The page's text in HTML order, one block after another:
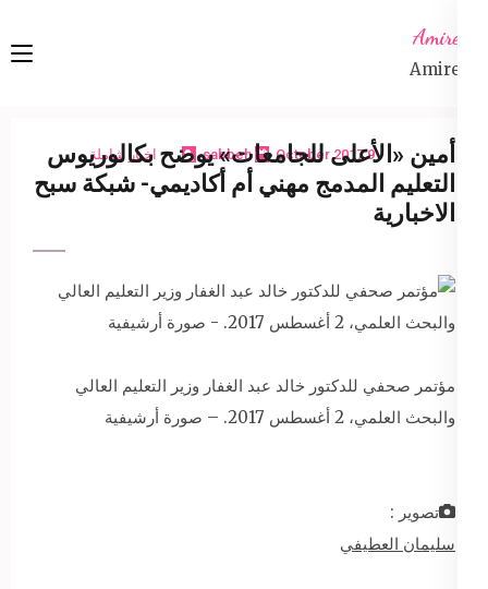
content
Enter)
Amireta
Amireta
9 October 2017
sabbeh اخبار شاملة
أمين «الأعلى للجامعات» يوضح بكالوريوس
التعليم المدمج مهني أم أكاديمي- شبكة سبح
الاخبارية
مؤتمر صحفي للدكتور خالد عبد الغفار وزير التعليم العالي
والبحث العلمي، 2 أغسطس 2017. – صورة أرشيفية
تصوير :
سليمان العطيفي